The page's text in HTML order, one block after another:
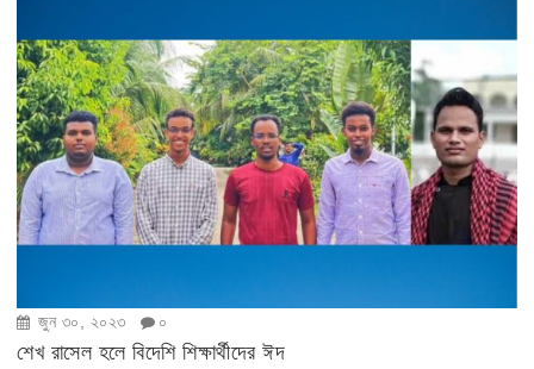
জুন ৩০, ২০২৩ ০
শেখ রাসেল হলে বিদেশি শিক্ষার্থীদের ঈদ